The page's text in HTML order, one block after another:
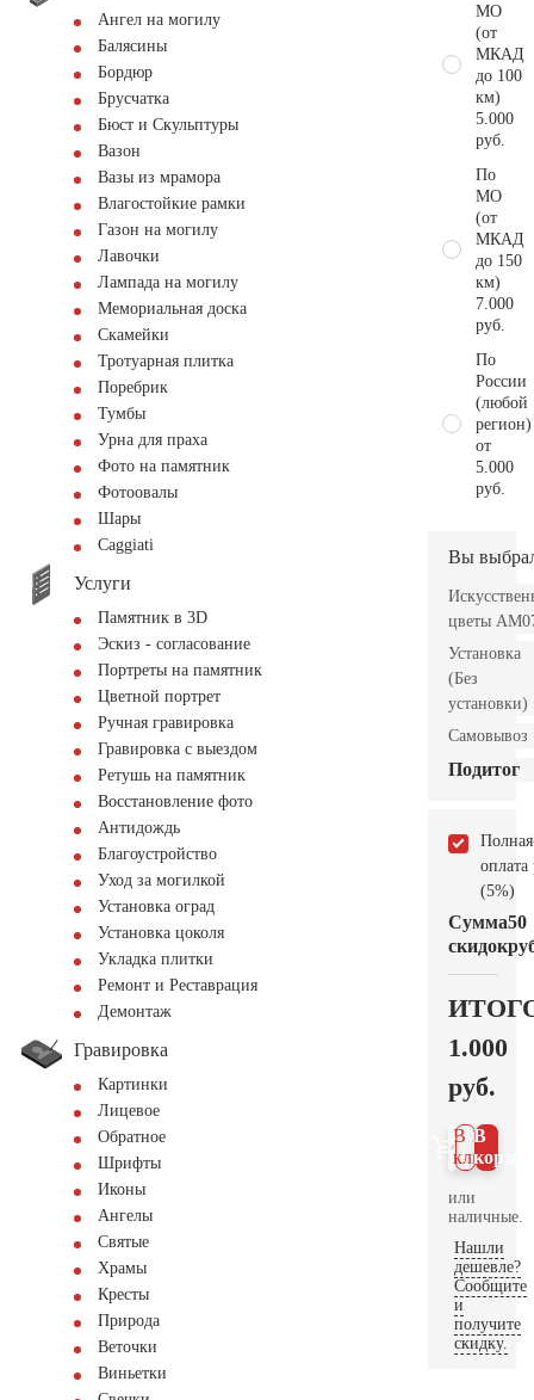
Ангел на могилу
Балясины
Бордюр
Брусчатка
Бюст и Скульптуры
Вазон
Вазы из мрамора
Влагостойкие рамки
Газон на могилу
Лавочки
Лампада на могилу
Мемориальная доска
Скамейки
Тротуарная плитка
Поребрик
Тумбы
Урна для праха
Фото на памятник
Фотоовалы
Шары
Сaggiati
Услуги
Памятник в 3D
Эскиз - согласование
Портреты на памятник
Цветной портрет
Ручная гравировка
Гравировка с выездом
Ретушь на памятник
Восстановление фото
Антидождь
Благоустройство
Уход за могилкой
Установка оград
Установка цоколя
Укладка плитки
Ремонт и Реставрация
Демонтаж
Гравировка
Картинки
Лицевое
Обратное
Шрифты
Иконы
Ангелы
Святые
Храмы
Кресты
Природа
Веточки
Виньетки
МО
(от
МКАД
до 100
км)
5.000
руб.
По
МО
(от
МКАД
до 150
км)
7.000
руб.
По
России
(любой
регион)
от
5.000
руб.
Вы
цветы
Установка
(Без
установки)
Самовывоз
Подитог
Полная
оплата
(5%)
Сумма
скидок
50
1.000
руб.
В
В 1
клик
или
наличные.
Нашли
дешевле?
Сообщите
и
получите
скидку.